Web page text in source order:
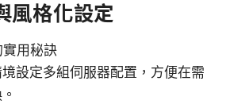
風格化設定
用秘訣
設定多組伺服器配置，方便在需